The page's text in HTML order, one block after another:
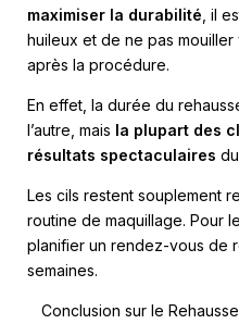
maximiser la durabilité , il
huileux et de ne pas
après la procédure.
En effet, la durée du
l’autre, mais la plupart des
résultats spectaculaires
Les cils restent souplement
routine de maquillage. Pour
planifier un rendez-vous de
semaines.
Conclusion sur le